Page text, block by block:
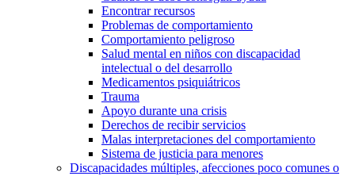
Encontrar recursos
Problemas de comportamiento
Comportamiento peligroso
Salud mental en niños con discapacidad
intelectual o del desarrollo
Medicamentos psiquiátricos
Trauma
Apoyo durante una crisis
Derechos de recibir servicios
Malas interpretaciones del comportamiento
Sistema de justicia para menores
Discapacidades múltiples, afecciones poco comunes o